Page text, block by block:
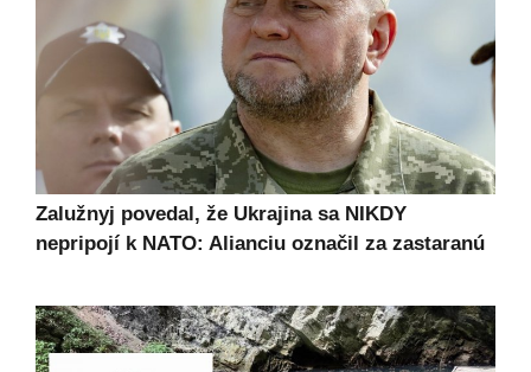
Zalužnyj povedal, že Ukrajina sa NIKDY
nepripojí k NATO: Alianciu označil za zastaranú